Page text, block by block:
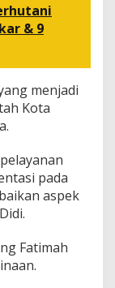
& 9
menjadi
Kota
pada
aspek
Fatimah